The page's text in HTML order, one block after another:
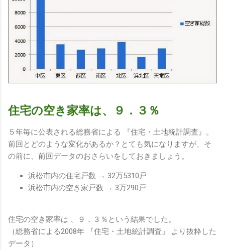
住宅の空き家率は、９．３％
５年毎に公表される総務省による 『住宅・土地統計調査』。
前回とどのような変化があるか？とても気になりますが、そ
の前に、前回データのおさらいをしておきましょう。
浜松市内の住宅戸数 → 32万5310戸
浜松市内の空き家戸数 → 3万290戸
住宅の空き家率は 、９．３％という結果でした。
（総務省による2008年 『住宅・土地統計調査』 より抜粋した
データ）